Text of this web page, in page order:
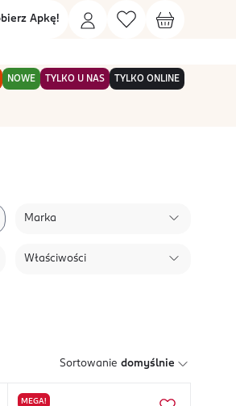
Apkę!
NOWE TYLKO U NAS TYLKO ONLINE
Marka
Właściwości
Sortowanie domyślnie
MEGA!